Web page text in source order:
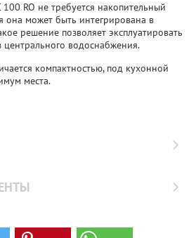
RO не требуется накопительный
она может быть интегрирована в
решение позволяет эксплуатировать
центрального водоснабжения.
компактностью, под кухонной
места.